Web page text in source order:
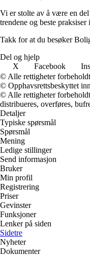
Vi er stolte av å være en
trendene og beste
Takk for at du besøker
Del og hjelp
X
Facebook
© Alle rettigheter
© Opphavsrettsbeskyttet
© Alle rettigheter
distribueres, overføres,
Detaljer
Typiske spørsmål
Spørsmål
Mening
Ledige stillinger
Send informasjon
Bruker
Min profil
Registrering
Priser
Gevinster
Funksjoner
Lenker på siden
Sidetre
Nyheter
Dokumenter